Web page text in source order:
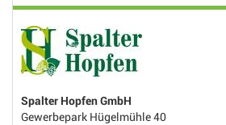
Spalter Hopfen GmbH
Gewerbepark Hügelmühle 40